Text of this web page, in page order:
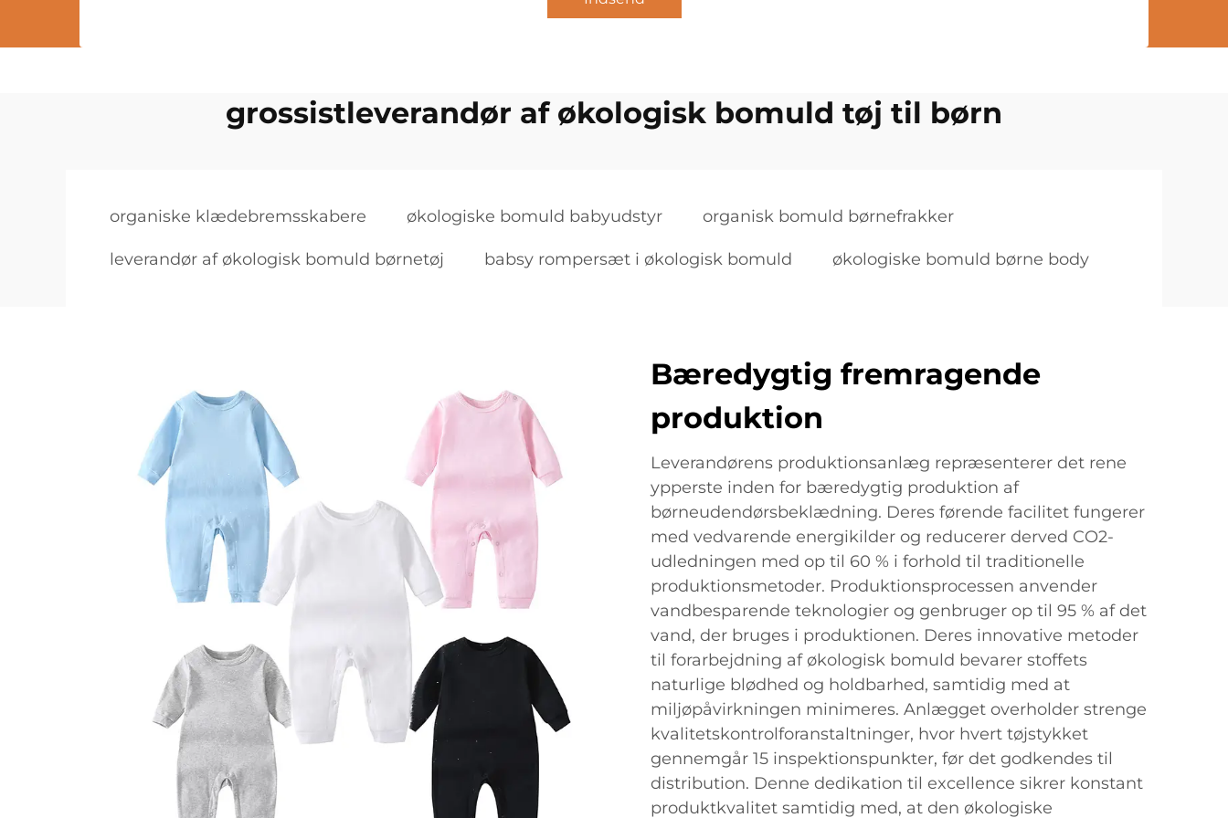
grossistleverandør af økologisk bomuld tøj til børn
organiske klædebremsskabere økologiske bomuld babyudstyr organisk bomuld børnefrakker
leverandør af økologisk bomuld børnetøj babsy rompersæt i økologisk bomuld økologiske bomuld børne body
Bæredygtig fremragende
produktion
Leverandørens produktionsanlæg repræsenterer det rene
ypperste inden for bæredygtig produktion af
børneudendørsbeklædning. Deres førende facilitet fungerer
med vedvarende energikilder og reducerer derved CO2-
udledningen med op til 60 % i forhold til traditionelle
produktionsmetoder. Produktionsprocessen anvender
vandbesparende teknologier og genbruger op til 95 % af det
vand, der bruges i produktionen. Deres innovative metoder
til forarbejdning af økologisk bomuld bevarer stoffets
naturlige blødhed og holdbarhed, samtidig med at
miljøpåvirkningen minimeres. Anlægget overholder strenge
kvalitetskontrolforanstaltninger, hvor hvert tøjstykket
gennemgår 15 inspektionspunkter, før det godkendes til
distribution. Denne dedikation til excellence sikrer konstant
produktkvalitet samtidig med, at den økologiske